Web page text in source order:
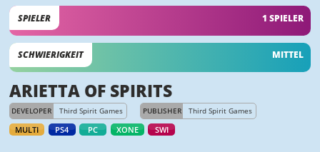
SPIELER 1 SPIELER
SCHWIERIGKEIT MITTEL
ARIETTA OF SPIRITS
DEVELOPER Third Spirit Games PUBLISHER Third Spirit Games
MULTI PS4 PC XONE SWI